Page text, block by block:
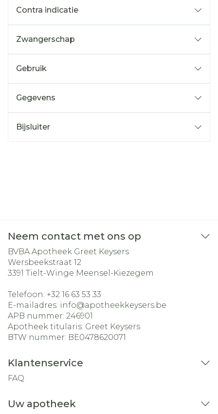
Contra indicatie
Zwangerschap
Gebruik
Gegevens
Bijsluiter
Neem contact met ons op
BVBA Apotheek Greet Keysers
Wersbeekstraat 12
3391 Tielt-Winge Meensel-Kiezegem
Telefoon: +32 16 63 53 33
E-mailadres: info@apotheekkeysers.be
APB nummer: 246901
Apotheek titularis: Greet Keysers
BTW nummer: BE0478620071
Klantenservice
FAQ
Uw apotheek